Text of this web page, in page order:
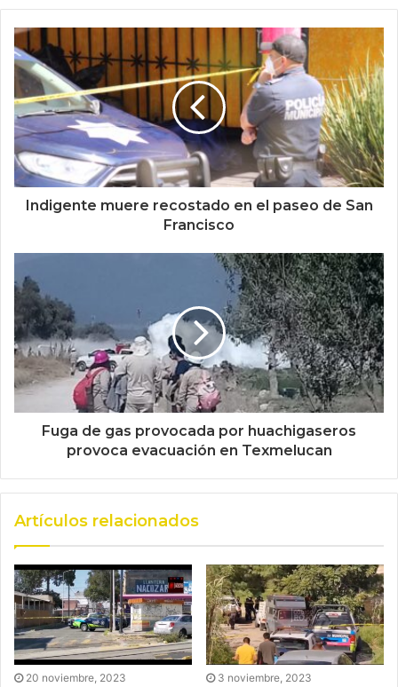
Indigente muere recostado en el paseo de San
Francisco
Fuga de gas provocada por huachigaseros
provoca evacuación en Texmelucan
Artículos relacionados
20 noviembre, 2023 3 noviembre, 2023